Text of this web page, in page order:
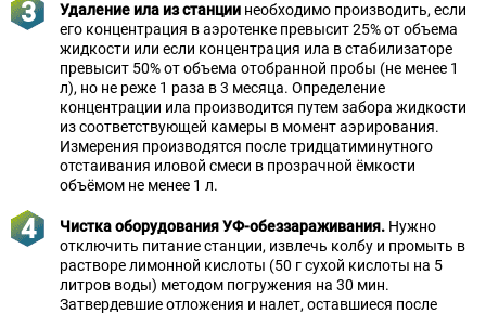
Удаление ила из станции необходимо производить, если
его концентрация в аэротенке превысит 25% от объема
жидкости или если концентрация ила в стабилизаторе
превысит 50% от объема отобранной пробы (не менее 1
л), но не реже 1 раза в 3 месяца. Определение
концентрации ила производится путем забора жидкости
из соответствующей камеры в момент аэрирования.
Измерения производятся после тридцатиминутного
отстаивания иловой смеси в прозрачной ёмкости
объёмом не менее 1 л.
Чистка оборудования УФ-обеззараживания. Нужно
отключить питание станции, извлечь колбу и промыть в
растворе лимонной кислоты (50 г сухой кислоты на 5
литров воды) методом погружения на 30 мин.
Затвердевшие отложения и налет, оставшиеся после